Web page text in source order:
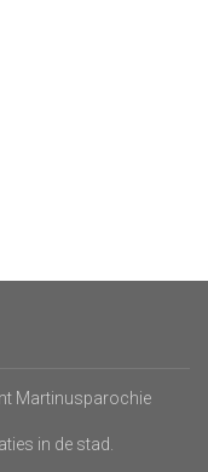
Martinusparochie
in de stad.